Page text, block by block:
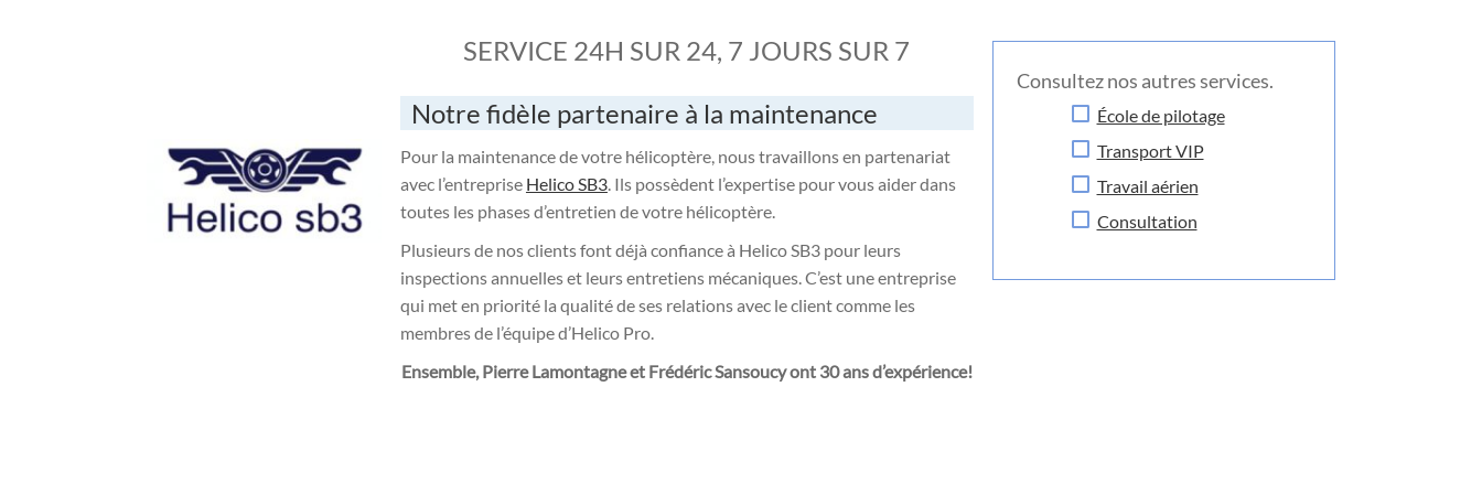
SERVICE 24H SUR 24, 7 JOURS SUR 7
Notre fidèle partenaire à la maintenance
Pour la maintenance de votre hélicoptère, nous travaillons en partenariat
avec l’entreprise Helico SB3. Ils possèdent l’expertise pour vous aider dans
toutes les phases d’entretien de votre hélicoptère.
Plusieurs de nos clients font déjà confiance à Helico SB3 pour leurs
inspections annuelles et leurs entretiens mécaniques. C’est une entreprise
qui met en priorité la qualité de ses relations avec le client comme les
membres de l’équipe d’Helico Pro.
Ensemble, Pierre Lamontagne et Frédéric Sansoucy ont 30 ans d’expérience!
Consultez nos autres services.
École de pilotage
Transport VIP
T ravail aérien
Consultation